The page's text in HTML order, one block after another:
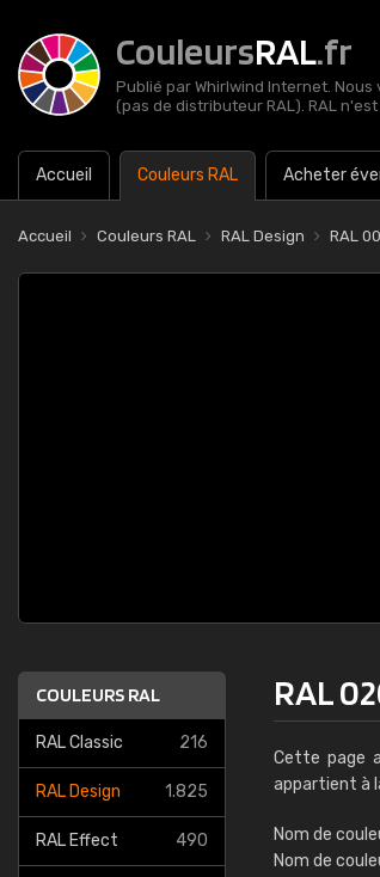
CouleursRAL.fr
Publié par Whirlwind Internet.
(pas de distributeur RAL). RAL
Accueil Couleurs RAL Acheter
Accueil Couleurs RAL RAL Design RAL
COULEURS RAL
RAL Classic 216
RAL Design 1.825
RAL Effect 490
RAL
Cette page
appartient à
Nom de
Nom de